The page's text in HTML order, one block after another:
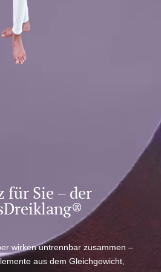
für Sie – der
wirken untrennbar zusammen –
aus dem Gleichgewicht,